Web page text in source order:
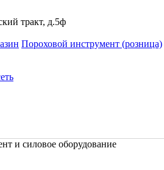
тракт, д.5ф
Пороховой инструмент (розница)
и силовое оборудование